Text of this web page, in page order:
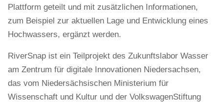
Plattform geteilt und mit zusätzlichen Informationen,
zum Beispiel zur aktuellen Lage und Entwicklung eines
Hochwassers, ergänzt werden.
RiverSnap ist ein Teilprojekt des Zukunftslabor Wasser
am Zentrum für digitale Innovationen Niedersachsen,
das vom Niedersächsischen Ministerium für
Wissenschaft und Kultur und der VolkswagenStiftung